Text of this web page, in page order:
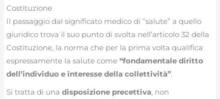
Costituzione
Il passaggio dal significato medico di “salute” a quello
giuridico trova il suo punto di svolta nell’articolo 32 della
Costituzione, la norma che per la prima volta qualifica
espressamente la salute come“fondamentale diritto
dell’individuo e interesse della collettività”.
Si tratta di unadisposizione precettiva, non